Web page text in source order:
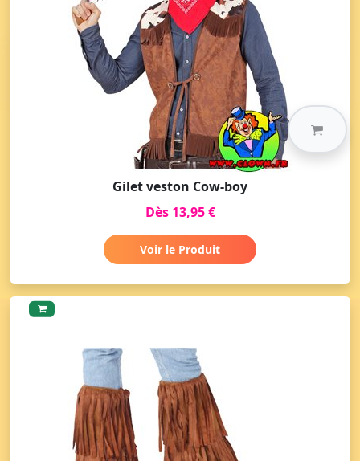
Gilet veston Cow-boy
Dès 13,95 €
Voir le Produit